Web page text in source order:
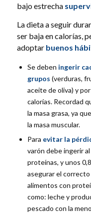
bajo estrecha
La dieta a seguir
ser baja en calorías,
adoptar buenos
Se deben ingerir
grupos (verduras,
aceite de oliva) y
calorías. Recordad
la masa grasa, ya
la masa muscular.
Para evitar la
varón debe ingerir
proteínas, y unos
asegurar el
alimentos con
como: leche y
pescado con la